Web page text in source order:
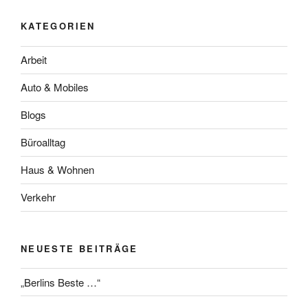
KATEGORIEN
Arbeit
Auto & Mobiles
Blogs
Büroalltag
Haus & Wohnen
Verkehr
NEUESTE BEITRÄGE
„Berlins Beste …“